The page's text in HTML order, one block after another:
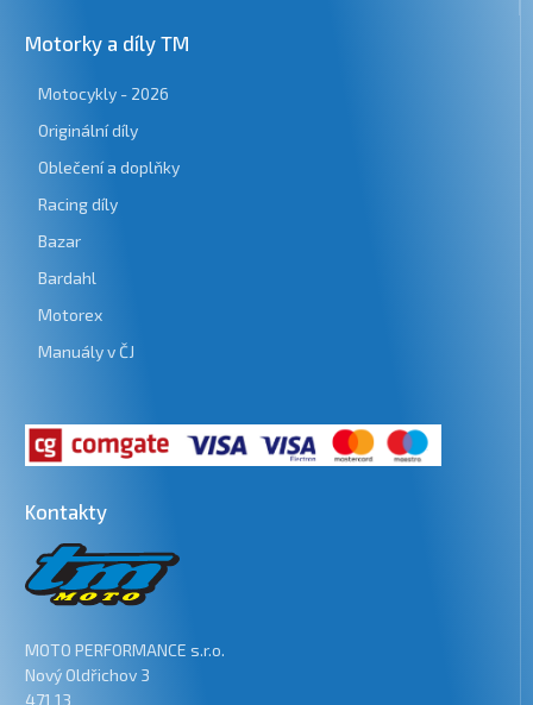
Motorky a díly TM
Motocykly - 2026
Originální díly
Oblečení a doplňky
Racing díly
Bazar
Bardahl
Motorex
Manuály v ČJ
Kontakty
MOTO PERFORMANCE s.r.o.
Nový Oldřichov 3
471 13